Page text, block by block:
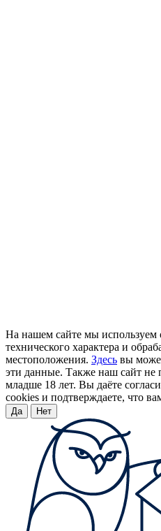
На нашем сайте мы используем
технического характера и
местоположения. Здесь вы
эти данные. Также наш сайт не
младше 18 лет. Вы даёте
cookies и подтверждаете, что
Да Нет